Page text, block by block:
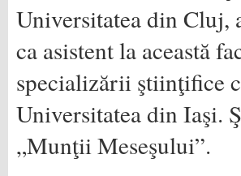
Universitatea din Cluj,
ca asistent la această
specializării ştiinţifice
Universitatea din Iaşi.
„Munţii Meseşului”.